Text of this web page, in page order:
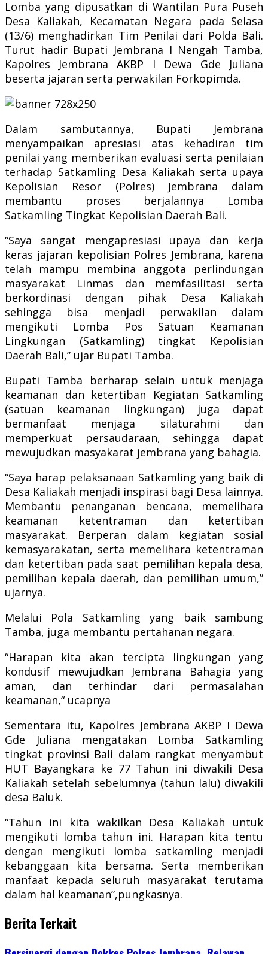
Lomba yang dipusatkan di Wantilan Pura Puseh
Desa Kaliakah, Kecamatan Negara pada Selasa
(13/6) menghadirkan Tim Penilai dari Polda Bali.
Turut hadir Bupati Jembrana I Nengah Tamba,
Kapolres Jembrana AKBP I Dewa Gde Juliana
beserta jajaran serta perwakilan Forkopimda.
Dalam sambutannya, Bupati Jembrana
menyampaikan apresiasi atas kehadiran tim
penilai yang memberikan evaluasi serta penilaian
terhadap Satkamling Desa Kaliakah serta upaya
Kepolisian Resor (Polres) Jembrana dalam
membantu proses berjalannya Lomba
Satkamling Tingkat Kepolisian Daerah Bali.
“Saya sangat mengapresiasi upaya dan kerja
keras jajaran kepolisian Polres Jembrana, karena
telah mampu membina anggota perlindungan
masyarakat Linmas dan memfasilitasi serta
berkordinasi dengan pihak Desa Kaliakah
sehingga bisa menjadi perwakilan dalam
mengikuti Lomba Pos Satuan Keamanan
Lingkungan (Satkamling) tingkat Kepolisian
Daerah Bali,” ujar Bupati Tamba.
Bupati Tamba berharap selain untuk menjaga
keamanan dan ketertiban Kegiatan Satkamling
(satuan keamanan lingkungan) juga dapat
bermanfaat menjaga silaturahmi dan
memperkuat persaudaraan, sehingga dapat
mewujudkan masyakarat jembrana yang bahagia.
“Saya harap pelaksanaan Satkamling yang baik di
Desa Kaliakah menjadi inspirasi bagi Desa lainnya.
Membantu penanganan bencana, memelihara
keamanan ketentraman dan ketertiban
masyarakat. Berperan dalam kegiatan sosial
kemasyarakatan, serta memelihara ketentraman
dan ketertiban pada saat pemilihan kepala desa,
pemilihan kepala daerah, dan pemilihan umum,”
ujarnya.
Melalui Pola Satkamling yang baik sambung
Tamba, juga membantu pertahanan negara.
“Harapan kita akan tercipta lingkungan yang
kondusif mewujudkan Jembrana Bahagia yang
aman, dan terhindar dari permasalahan
keamanan,“ ucapnya
Sementara itu, Kapolres Jembrana AKBP I Dewa
Gde Juliana mengatakan Lomba Satkamling
tingkat provinsi Bali dalam rangkat menyambut
HUT Bayangkara ke 77 Tahun ini diwakili Desa
Kaliakah setelah sebelumnya (tahun lalu) diwakili
desa Baluk.
“Tahun ini kita wakilkan Desa Kaliakah untuk
mengikuti lomba tahun ini. Harapan kita tentu
dengan mengikuti lomba satkamling menjadi
kebanggaan kita bersama. Serta memberikan
manfaat kepada seluruh masyarakat terutama
dalam hal keamanan”,pungkasnya.
Berita Terkait